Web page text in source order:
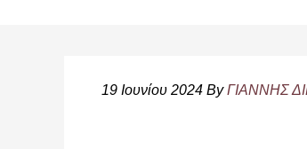
19 Ιουνίου 2024 ByΓΙΑΝΝΗΣ